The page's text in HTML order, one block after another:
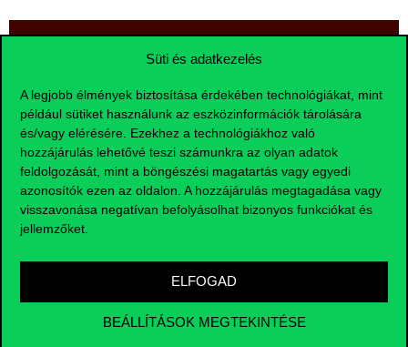
Süti és adatkezelés
A legjobb élmények biztosítása érdekében technológiákat, mint
például sütiket használunk az eszközinformációk tárolására
és/vagy elérésére. Ezekhez a technológiákhoz való
hozzájárulás lehetővé teszi számunkra az olyan adatok
feldolgozását, mint a böngészési magatartás vagy egyedi
azonosítók ezen az oldalon. A hozzájárulás megtagadása vagy
visszavonása negatívan befolyásolhat bizonyos funkciókat és
jellemzőket.
ELFOGAD
BEÁLLÍTÁSOK MEGTEKINTÉSE
Szakfelelősi köszöntő
Üdvözöllek a Krízismenedzsment és reputációs
kockázatok képzésünkön!
Kurzusunk olyan mély és alapos betekintést nyújt a
válságkezelés és reputációépítés területére,
amelyekkel hatékonyan kezelhetik hallgatóink a
jövőbeni váratlan helyzeteket.
Megtanulhatnak gyakorlatban is használt és bevált
hozzájárulhatnak vállalatuk hosszú távú sikeréhez és
ügyfeleik bizalmának megtartásához.